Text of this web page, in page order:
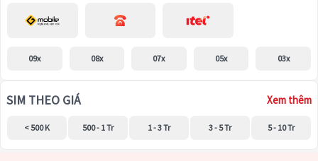
09x 08x 07x 05x 03x
SIM THEO GIÁ Xem thêm
< 500 K 500 - 1 Tr 1 - 3 Tr 3 - 5 Tr 5 - 10 Tr